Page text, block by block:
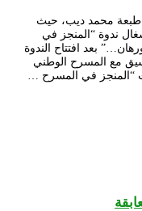
نشاطات الدخول الثقافي 2020-2021 – طبعة محمد ديب، حيث
أمس الأحد 27 سبتمبر 2020، أشغال ندوة “المنجز في
تأملات ورهان…” بعد افتتاح الندوة
مع المسرح الوطني
“المنجز في المسرح …